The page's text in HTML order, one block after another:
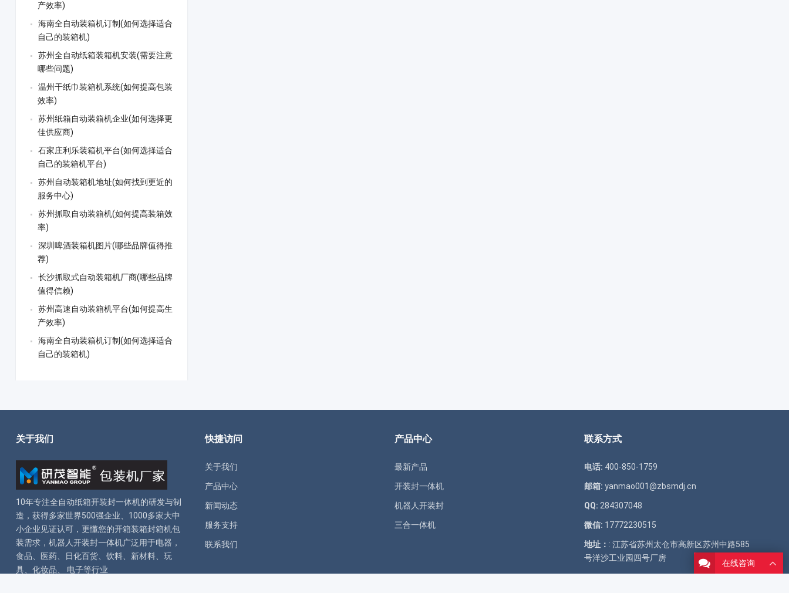
产效率)
海南全自动装箱机订制(如何选择适合
自己的装箱机)
苏州全自动纸箱装箱机安装(需要注意
哪些问题)
温州干纸巾装箱机系统(如何提高包装
效率)
苏州纸箱自动装箱机企业(如何选择更
佳供应商)
石家庄利乐装箱机平台(如何选择适合
自己的装箱机平台)
苏州自动装箱机地址(如何找到更近的
服务中心)
苏州抓取自动装箱机(如何提高装箱效
率)
深圳啤酒装箱机图片(哪些品牌值得推
荐)
长沙抓取式自动装箱机厂商(哪些品牌
值得信赖)
苏州高速自动装箱机平台(如何提高生
产效率)
海南全自动装箱机订制(如何选择适合
自己的装箱机)
关于我们
10年专注全自动纸箱开装封一体机的研发与制
造，获得多家世界500强企业、1000多家大中
小企业见证认可，更懂您的开箱装箱封箱机包
装需求， 机器人开装封一体机广泛用于电器，
食品、医药、日化百货、饮料、新材料、玩
具、化妆品、 电子等行业
快捷访问
关于我们
产品中心
新闻动态
服务支持
联系我们
产品中心
最新产品
开装封一体机
机器人开装封
三合一体机
联系方式
电话: 400-850-1759
邮箱: yanmao001@zbsmdj.cn
QQ: 284307048
微信: 17772230515
地址： : 江苏省苏州太仓市高新区苏州中路585
号洋沙工业园四号厂房
在线咨询